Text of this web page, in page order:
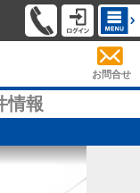
お問合せ
情報